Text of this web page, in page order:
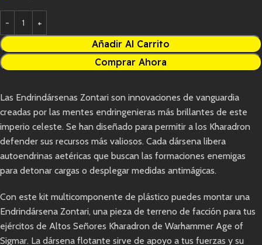
Añadir Al Carrito
Comprar Ahora
Las Endrindársenas Zontari son innovaciones de vanguardia
creadas por las mentes endringenieras más brillantes de este
imperio celeste. Se han diseñado para permitir a los Kharadron
defender sus recursos más valiosos. Cada dársena libera
autoendrinas aetéricas que buscan las formaciones enemigas
para detonar cargas o desplegar medidas antimágicas.
Con este kit multicomponente de plástico puedes montar una
Endrindársena Zontari, una pieza de terreno de facción para tus
ejércitos de Altos Señores Kharadron de Warhammer Age of
Sigmar. La dársena flotante sirve de apoyo a tus fuerzas y su